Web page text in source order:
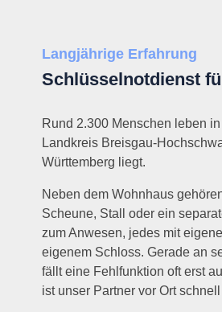
Langjährige Erfahrung
Schlüsselnotdienst
Rund 2.300 Menschen leben
Landkreis Breisgau-
Württemberg liegt.
Neben dem Wohnhaus
Scheune, Stall oder ein
zum Anwesen, jedes mit
eigenem Schloss. Gerade an
fällt eine Fehlfunktion oft erst
ist unser Partner vor Ort